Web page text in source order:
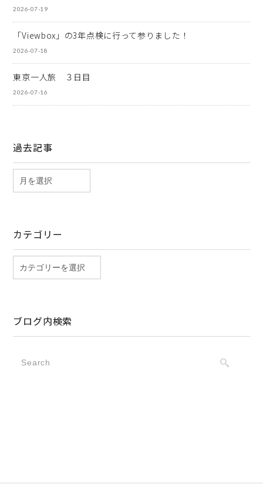
2026-07-19
「Viewbox」の3年点検に行って参りました！
2026-07-18
東京一人旅 ３日目
2026-07-16
過去記事
カテゴリー
ブログ内検索